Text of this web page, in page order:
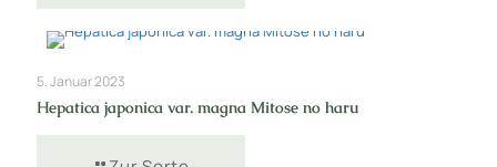
5. Januar 2023
Hepatica japonica var. magna Mitose no haru